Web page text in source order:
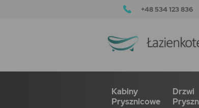
+48 534 123 836
Kabiny
Prysznicowe
Drzwi